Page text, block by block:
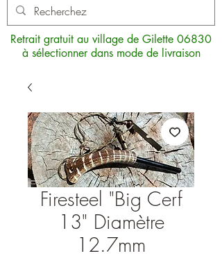
Retrait gratuit au village de Gilette 06830
à sélectionner dans mode de livraison
Firesteel "Big Cerf
13" Diamètre
12.7mm